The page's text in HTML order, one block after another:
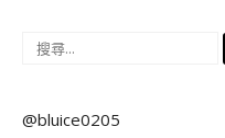
搜
鍵
@bluice0205